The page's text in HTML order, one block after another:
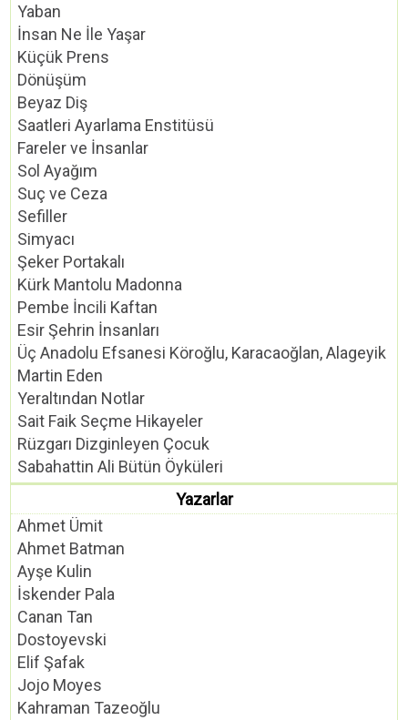
Yaban
İnsan Ne İle Yaşar
Küçük Prens
Dönüşüm
Beyaz Diş
Saatleri Ayarlama Enstitüsü
Fareler ve İnsanlar
Sol Ayağım
Suç ve Ceza
Sefiller
Simyacı
Şeker Portakalı
Kürk Mantolu Madonna
Pembe İncili Kaftan
Esir Şehrin İnsanları
Üç Anadolu Efsanesi Köroğlu, Karacaoğlan, Alageyik
Martin Eden
Yeraltından Notlar
Sait Faik Seçme Hikayeler
Rüzgarı Dizginleyen Çocuk
Sabahattin Ali Bütün Öyküleri
Yazarlar
Ahmet Ümit
Ahmet Batman
Ayşe Kulin
İskender Pala
Canan Tan
Dostoyevski
Elif Şafak
Jojo Moyes
Kahraman Tazeoğlu